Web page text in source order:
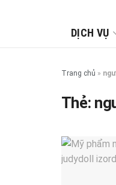
DỊCH VỤ
Trang chủ »
Thẻ: